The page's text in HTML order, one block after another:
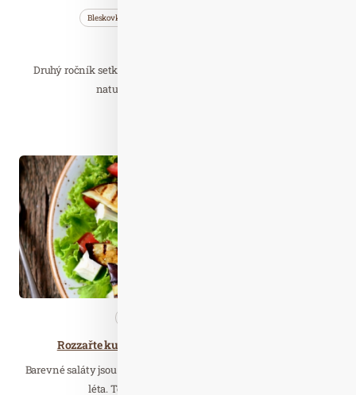
Bleskovky
Druhý ročník setkání s možností letního saunování přímo na
naturistické pláži na Hostivařské…
Rozzařte kuchyni skvělými podzimními saláty
Barevné saláty jsou pro mnohé z nás spojeny zejména s obdobím
léta. To je ale velká škoda především…